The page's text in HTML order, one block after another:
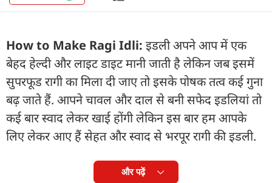
How to Make Ragi Idli: इडली अपने आप में एक
बेहद हेल्दी और लाइट डाइट मानी जाती है लेकिन जब इसमें
सुपरफूड रागी का मिला दी जाए तो इसके पोषक तत्व कई गुना
बढ़ जाते हैं. आपने चावल और दाल से बनी सफेद इडलियां तो
कई बार स्वाद लेकर खाई होंगी लेकिन इस बार हम आपके
लिए लेकर आए हैं सेहत और स्वाद से भरपूर रागी की इडली.
और पढ़ें